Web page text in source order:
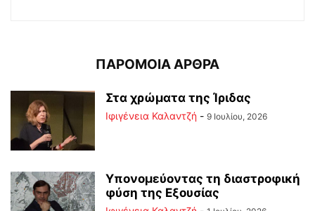
ΠΑΡΟΜΟΙΑ ΑΡΘΡΑ
Στα χρώματα της Ίριδας
Ιφιγένεια Καλαντζή - 9 Ιουλίου, 2026
Υπονομεύοντας τη διαστροφική
φύση της Εξουσίας